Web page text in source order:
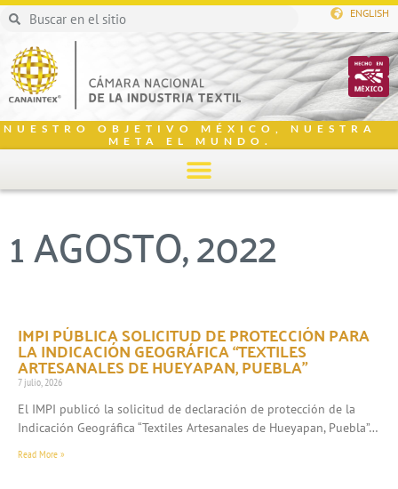
ENGLISH
NUESTRO OBJETIVO MÉXICO, NUESTRA
META EL MUNDO.
1 AGOSTO, 2022
IMPI PÚBLICA SOLICITUD DE PROTECCIÓN PARA
LA INDICACIÓN GEOGRÁFICA “TEXTILES
ARTESANALES DE HUEYAPAN, PUEBLA”
7 julio, 2026
El IMPI publicó la solicitud de declaración de protección de la
Indicación Geográfica “Textiles Artesanales de Hueyapan, Puebla”…
Read More »